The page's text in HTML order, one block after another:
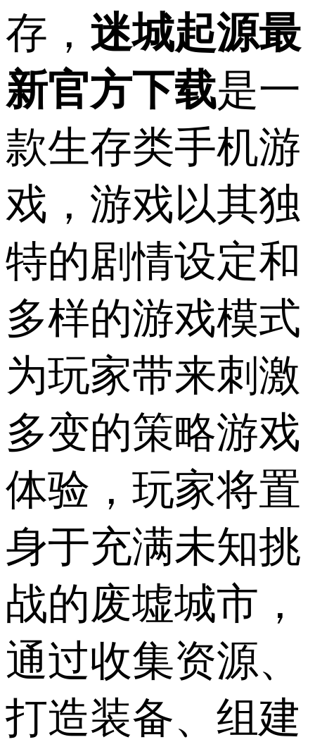
存， 迷城起源最
新官方下载是一
款生存类手机游
戏，游戏以其独
特的剧情设定和
多样的游戏模式
为玩家带来刺激
多变的策略游戏
体验，玩家将置
身于充满未知挑
战的废墟城市，
通过收集资源、
打造装备、组建